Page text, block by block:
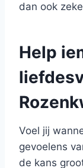
dan ook
Help
Voel jij
gevoelens
de kans